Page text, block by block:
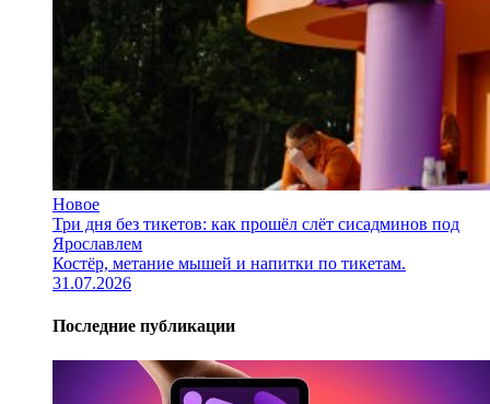
Новое
Три дня без тикетов: как прошёл слёт сисадминов под
Ярославлем
Костёр, метание мышей и напитки по тикетам.
31.07.2026
Последние публикации